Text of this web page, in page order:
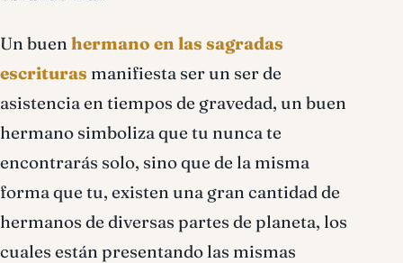
Un buen hermano en las sagradas
escrituras manifiesta ser un ser de
asistencia en tiempos de gravedad, un buen
hermano simboliza que tu nunca te
encontrarás solo, sino que de la misma
forma que tu, existen una gran cantidad de
hermanos de diversas partes de planeta, los
cuales están presentando las mismas